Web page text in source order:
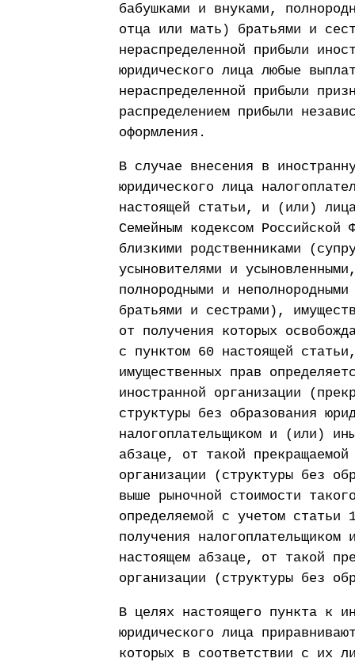
бабушками и внуками,
отца или мать) братьями и
нераспределенной прибыли
юридического лица любые
нераспределенной прибыли
распределением прибыли
оформления.
В случае внесения в
юридического лица
настоящей статьи, и (или)
Семейным кодексом
близкими родственниками
усыновителями и
полнородными и
братьями и сестрами),
от получения которых
с пунктом 60 настоящей
имущественных прав
иностранной организации
структуры без образования
налогоплательщиком и (или)
абзаце, от такой
организации (структуры без
выше рыночной стоимости
определяемой с учетом статьи
получения
настоящем абзаце, от такой
организации (структуры без
В целях настоящего пункта к
юридического лица
которых в соответствии с их